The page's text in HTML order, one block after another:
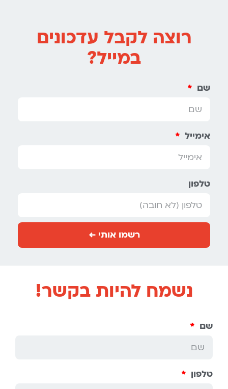
רוצה לקבל עדכונים
במייל?
שם
אימייל
טלפון
רשמו אותי ←
נשמח להיות בקשר!
שם
טלפון